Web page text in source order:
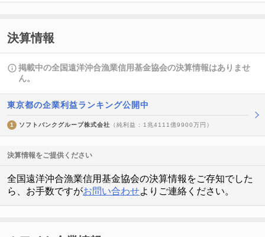
決算情報
掲載中の全国遠洋沖合漁業信用基金協会の決算情報はありませ
ん。
東京都の企業利益ランキング公開中
1 ソフトバンクグループ株式会社 （純利益 : 1兆4111億9900万円）
決算情報をご提供ください
全国遠洋沖合漁業信用基金協会の決算情報をご存知でした
ら、お手数ですがお問い合わせよりご連絡ください。